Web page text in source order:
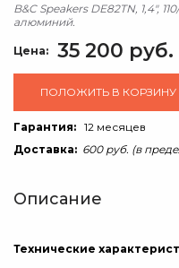
B&C Speakers DE82TN, 1,4",
алюминий.
Цена: 35 200 руб.
ПОЛОЖИТЬ В КОРЗИНУ
Гарантия: 12 месяцев
Доставка: 600 руб. (в
Описание
Технические